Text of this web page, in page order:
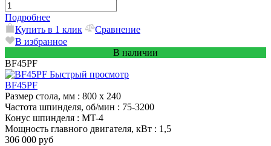
Подробнее
Купить в 1 клик
Сравнение
В избранное
В наличии
BF45PF
Быстрый просмотр
BF45PF
Размер стола, мм : 800 x 240
Частота шпинделя, об/мин : 75-3200
Конус шпинделя : MT-4
Мощность главного двигателя, кВт : 1,5
306 000 руб